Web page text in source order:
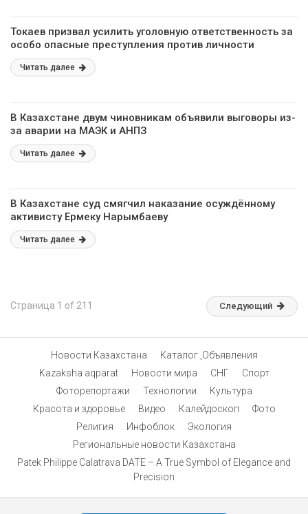
Токаев призвал усилить уголовную ответственность за
особо опасные преступления против личности
Читать далее
В Казахстане двум чиновникам объявили выговоры из-
за аварии на МАЭК и АНПЗ
Читать далее
В Казахстане суд смягчил наказание осуждённому
активисту Ермеку Нарымбаеву
Читать далее
Страница 1 of 211 Следующий
Новости Казахстана
Каталог ,Объявления
Kazaksha aqparat
Новости мира СНГ
Спорт
Фоторепортажи
Технологии
Культура
Красота и здоровье
Видео Калейдоскоп
Фото
Религия
Инфоблок
Экология
Региональные новости Казахстана
Patek Philippe Calatrava DATE – A True Symbol of Elegance and
Precision